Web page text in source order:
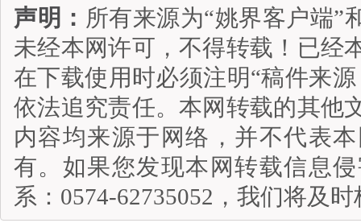
声明： 所有来源为“姚界客户端”
未经本网许可，不得转载！已经
在下载使用时必须注明“稿件来
依法追究责任。本网转载的其他
内容均来源于网络，并不代表
有。如果您发现本网转载信息
系：0574-62735052，我们将及